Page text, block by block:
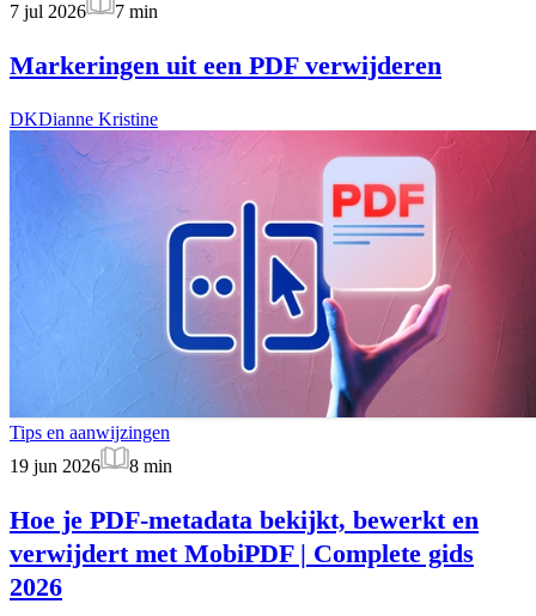
7 jul 2026
7 min
Markeringen uit een PDF verwijderen
DKDianne Kristine
Tips en aanwijzingen
19 jun 2026
8 min
Hoe je PDF-metadata bekijkt, bewerkt en
verwijdert met MobiPDF | Complete gids
2026